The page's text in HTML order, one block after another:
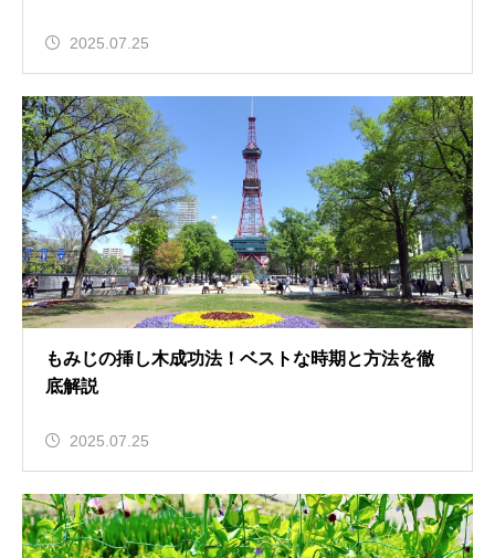
2025.07.25
もみじの挿し木成功法！ベストな時期と方法を徹
底解説
2025.07.25